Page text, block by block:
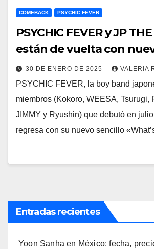
COMEBACK PSYCHIC FEVER
PSYCHIC FEVER y JP
están de vuelta con
30 DE ENERO DE 2025 VALERIA
PSYCHIC FEVER, la boy band
miembros (Kokoro, WEESA, Tsurugi,
JIMMY y Ryushin) que debutó en
regresa con su nuevo sencillo
Entradas recientes
Yoon Sanha en México: fecha,